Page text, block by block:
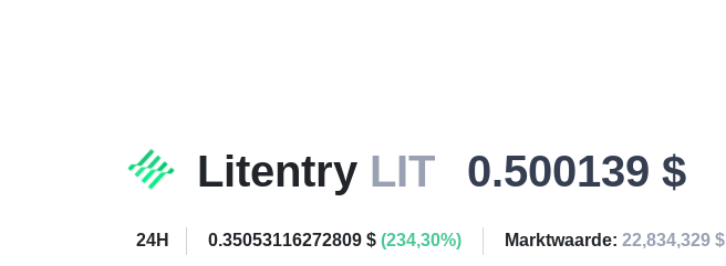
Litentry LIT 0.500139 $
24H 0.35053116272809 $ (234,30%) Marktwaarde: 22,834,329 $